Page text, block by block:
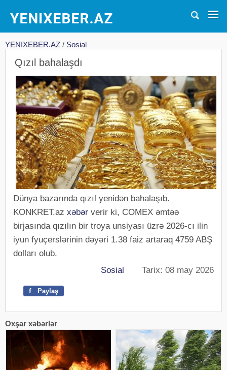
YENIXEBER.AZ / Sosial
Qızıl bahalaşdı
Dünya bazarında qızıl yenidən bahalaşıb.
KONKRET.az xəbər verir ki, COMEX əmtəə
birjasında qızılın bir troya unsiyası üzrə 2026-cı ilin
iyun fyuçerslərinin dəyəri 1.38 faiz artaraq 4759 ABŞ
dolları olub.
Sosial Tarix: 08 may 2026
f Paylaş
Oxşar xəbərlər